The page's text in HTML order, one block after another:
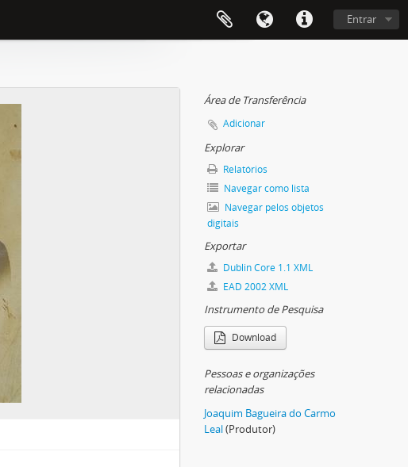
Entrar
Área de Transferência
Adicionar
Explorar
Relatórios
Navegar como lista
Navegar pelos objetos
digitais
Exportar
Dublin Core 1.1 XML
EAD 2002 XML
Instrumento de Pesquisa
Download
Pessoas e organizações
relacionadas
Joaquim Bagueira do Carmo
Leal(Produtor)